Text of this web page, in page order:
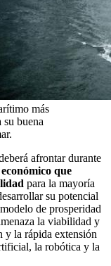
más
su buena
afrontar durante
que
para la mayoría
su potencial
de prosperidad
la viabilidad y
y la rápida extensión
la robótica y la